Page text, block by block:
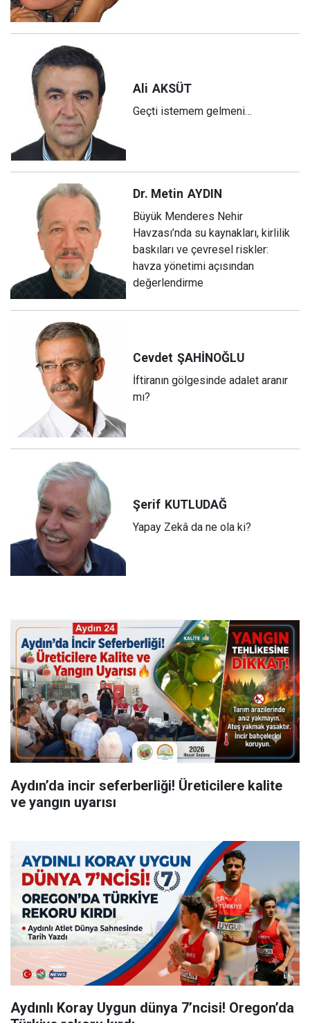
Ali AKSÜT
Geçti istemem gelmeni…
Dr. Metin AYDIN
Büyük Menderes Nehir
Havzası’nda su kaynakları, kirlilik
baskıları ve çevresel riskler:
havza yönetimi açısından
değerlendirme
Cevdet ŞAHİNOĞLU
İftiranın gölgesinde adalet aranır
mı?
Şerif KUTLUDAĞ
Yapay Zekâ da ne ola ki?
Aydın’da incir seferberliği! Üreticilere kalite
ve yangın uyarısı
Aydınlı Koray Uygun dünya 7’ncisi! Oregon’da